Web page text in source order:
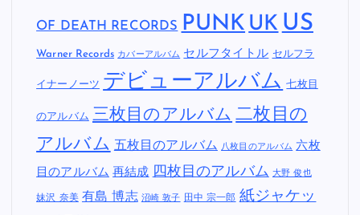
OF DEATH RECORDS PUNK UK US
Warner Records カバーアルバム セルフタイトル セルフラ
イナーノーツ デビューアルバム 七枚目
のアルバム 三枚目のアルバム 二枚目の
アルバム 五枚目のアルバム 八枚目のアルバム 六枚
目のアルバム 再結成 四枚目のアルバム 大野 俊也
妹沢 奈美 有島 博志 沼崎 敦子 田中 宗一郎 紙ジャケッ